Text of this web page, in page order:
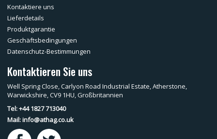
Kontaktiere uns
Lieferdetails
Produktgarantie
Geschäftsbedingungen
Datenschutz-Bestimmungen
Kontaktieren Sie uns
Well Spring Close, Carlyon Road Industrial Estate, Atherstone,
Warwickshire, CV9 1HU, Großbritannien
Tel: +44 1827 713040
Mail:info@athag.co.uk